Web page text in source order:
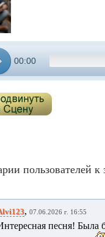
00:00
пользователей к
, 07.06.2026 г. 16:55
песня! Была